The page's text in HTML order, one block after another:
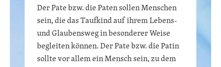
Der Pate bzw. die Paten sollen Menschen
sein, die das Taufkind auf ihrem Lebens-
und Glaubensweg in besonderer Weise
begleiten können. Der Pate bzw. die Patin
sollte vor allem ein Mensch sein, zu dem